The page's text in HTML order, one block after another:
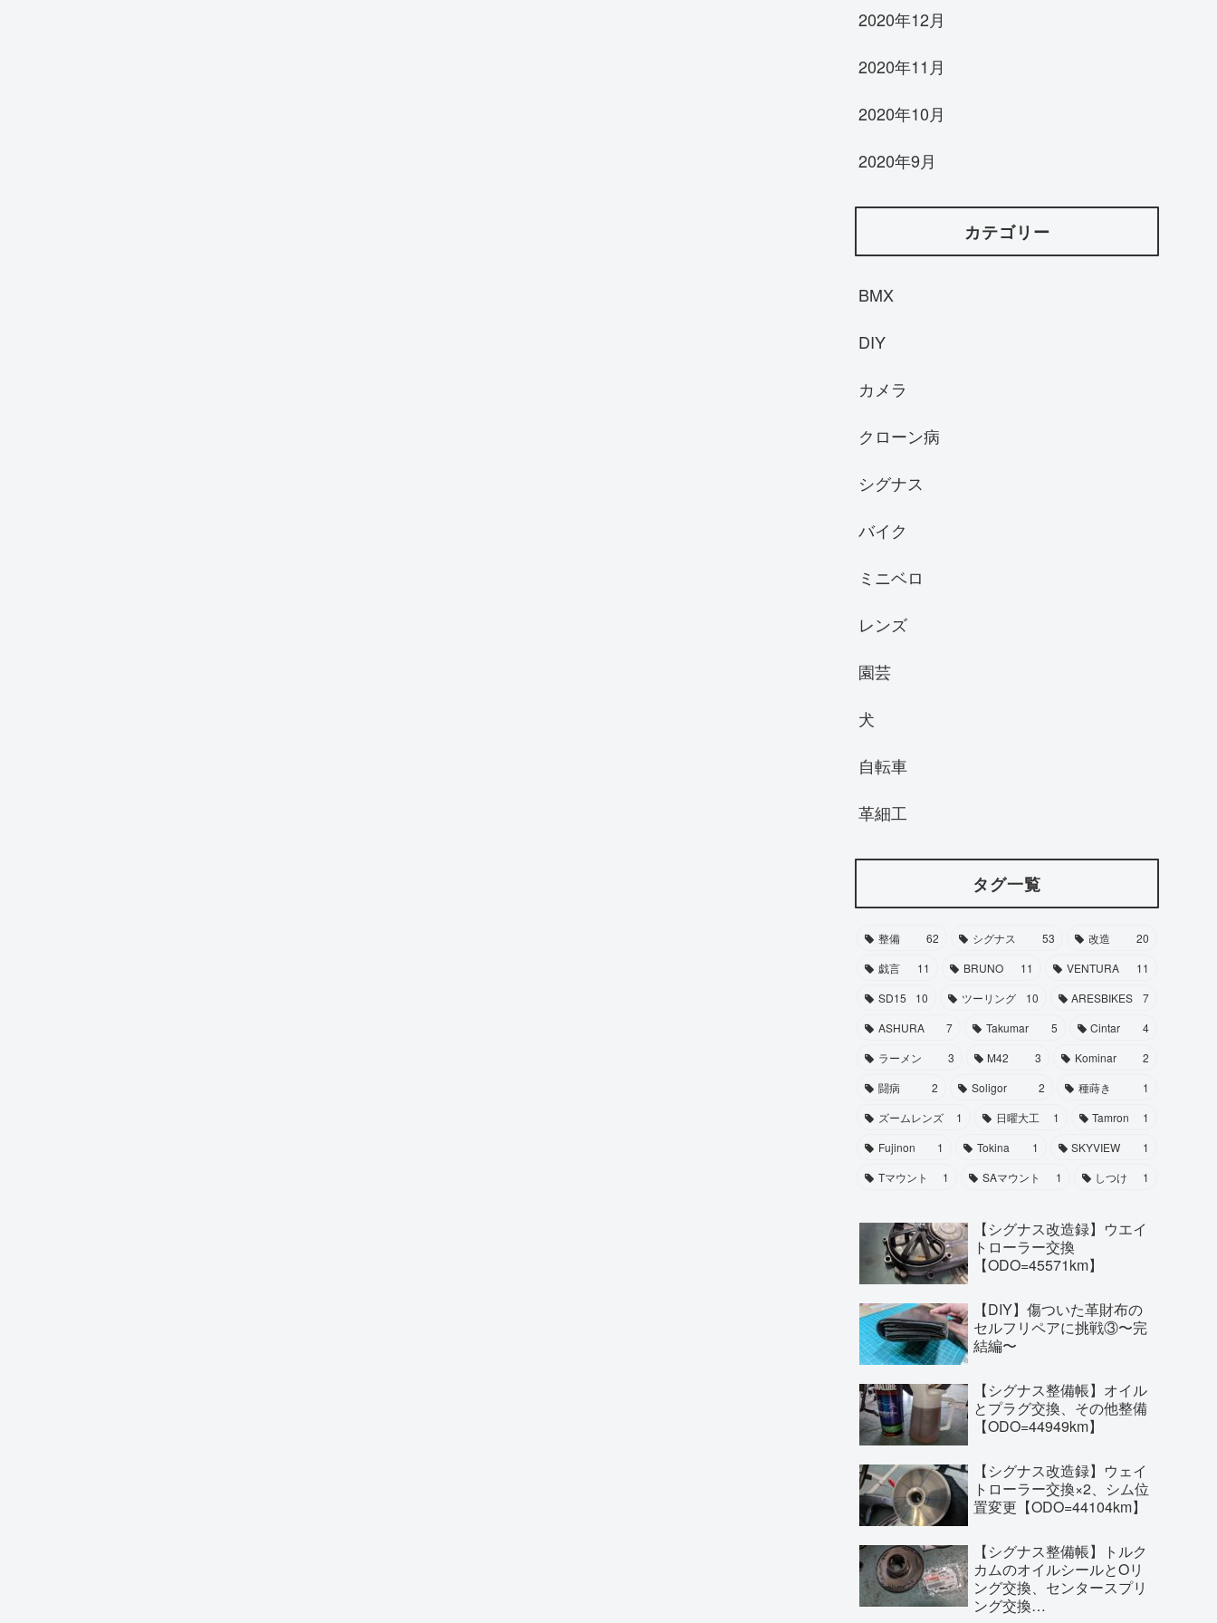
2020年12月
2020年11月
2020年10月
2020年9月
カテゴリー
BMX
DIY
カメラ
クローン病
シグナス
バイク
ミニベロ
レンズ
園芸
犬
自転車
革細工
タグ一覧
整備 62 シグナス 53 改造
20
戯言
11 BRUNO 11 VENTURA
11
SD15
10 ツーリング 10 ARESBIKES
7
ASHURA
7 Takumar 5 Cintar
4
ラーメン
3 M42 3 Kominar
2
闘病
2 Soligor 2 種蒔き
1
ズームレンズ
1 日曜大工 1 Tamron
1
Fujinon
1 Tokina 1 SKYVIEW
1
Tマウント
1 SAマウント 1 しつけ 1
【シグナス改造録】ウエイ
トローラー交換
【ODO=45571km】
【DIY】傷ついた革財布の
セルフリペアに挑戦③〜完
結編〜
【シグナス整備帳】オイル
とプラグ交換、その他整備
【ODO=44949km】
【シグナス改造録】ウェイ
トローラー交換×2、シム位
置変更【ODO=44104km】
【シグナス整備帳】トルク
カムのオイルシールとOリ
ング交換、センタースプリ
ング交換